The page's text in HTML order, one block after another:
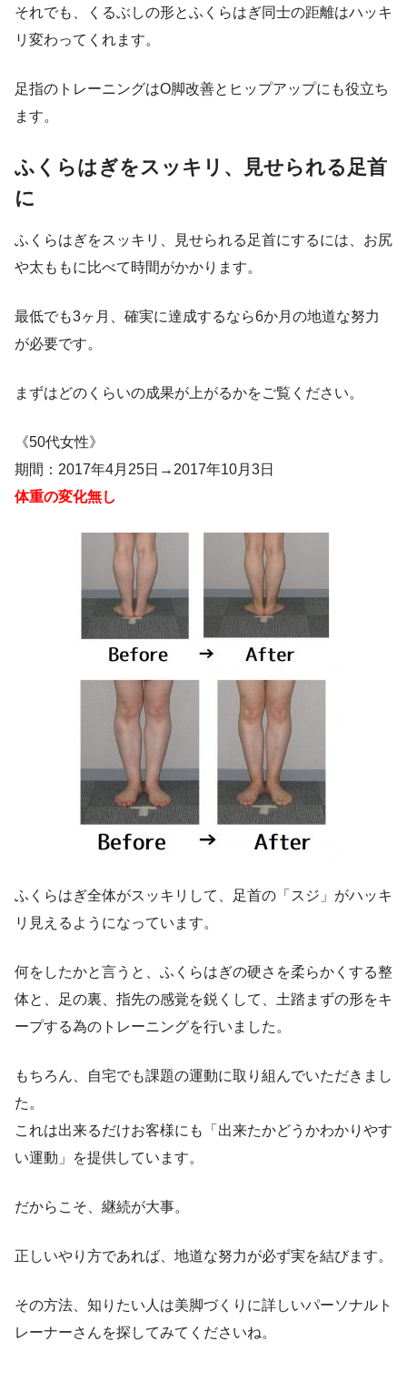
それでも、くるぶしの形とふくらはぎ同士の距離はハッキ
リ変わってくれます。
足指のトレーニングはO脚改善とヒップアップにも役立ち
ます。
ふくらはぎをスッキリ、見せられる足首
に
ふくらはぎをスッキリ、見せられる足首にするには、お尻
や太ももに比べて時間がかかります。
最低でも3ヶ月、確実に達成するなら6か月の地道な努力
が必要です。
まずはどのくらいの成果が上がるかをご覧ください。
《50代女性》
期間：2017年4月25日→2017年10月3日
体重の変化無し
ふくらはぎ全体がスッキリして、足首の「スジ」がハッキ
リ見えるようになっています。
何をしたかと言うと、ふくらはぎの硬さを柔らかくする整
体と、足の裏、指先の感覚を鋭くして、土踏まずの形をキ
ープする為のトレーニングを行いました。
もちろん、自宅でも課題の運動に取り組んでいただきまし
た。
これは出来るだけお客様にも「出来たかどうかわかりやす
い運動」を提供しています。
だからこそ、継続が大事。
正しいやり方であれば、地道な努力が必ず実を結びます。
その方法、知りたい人は美脚づくりに詳しいパーソナルト
レーナーさんを探してみてくださいね。